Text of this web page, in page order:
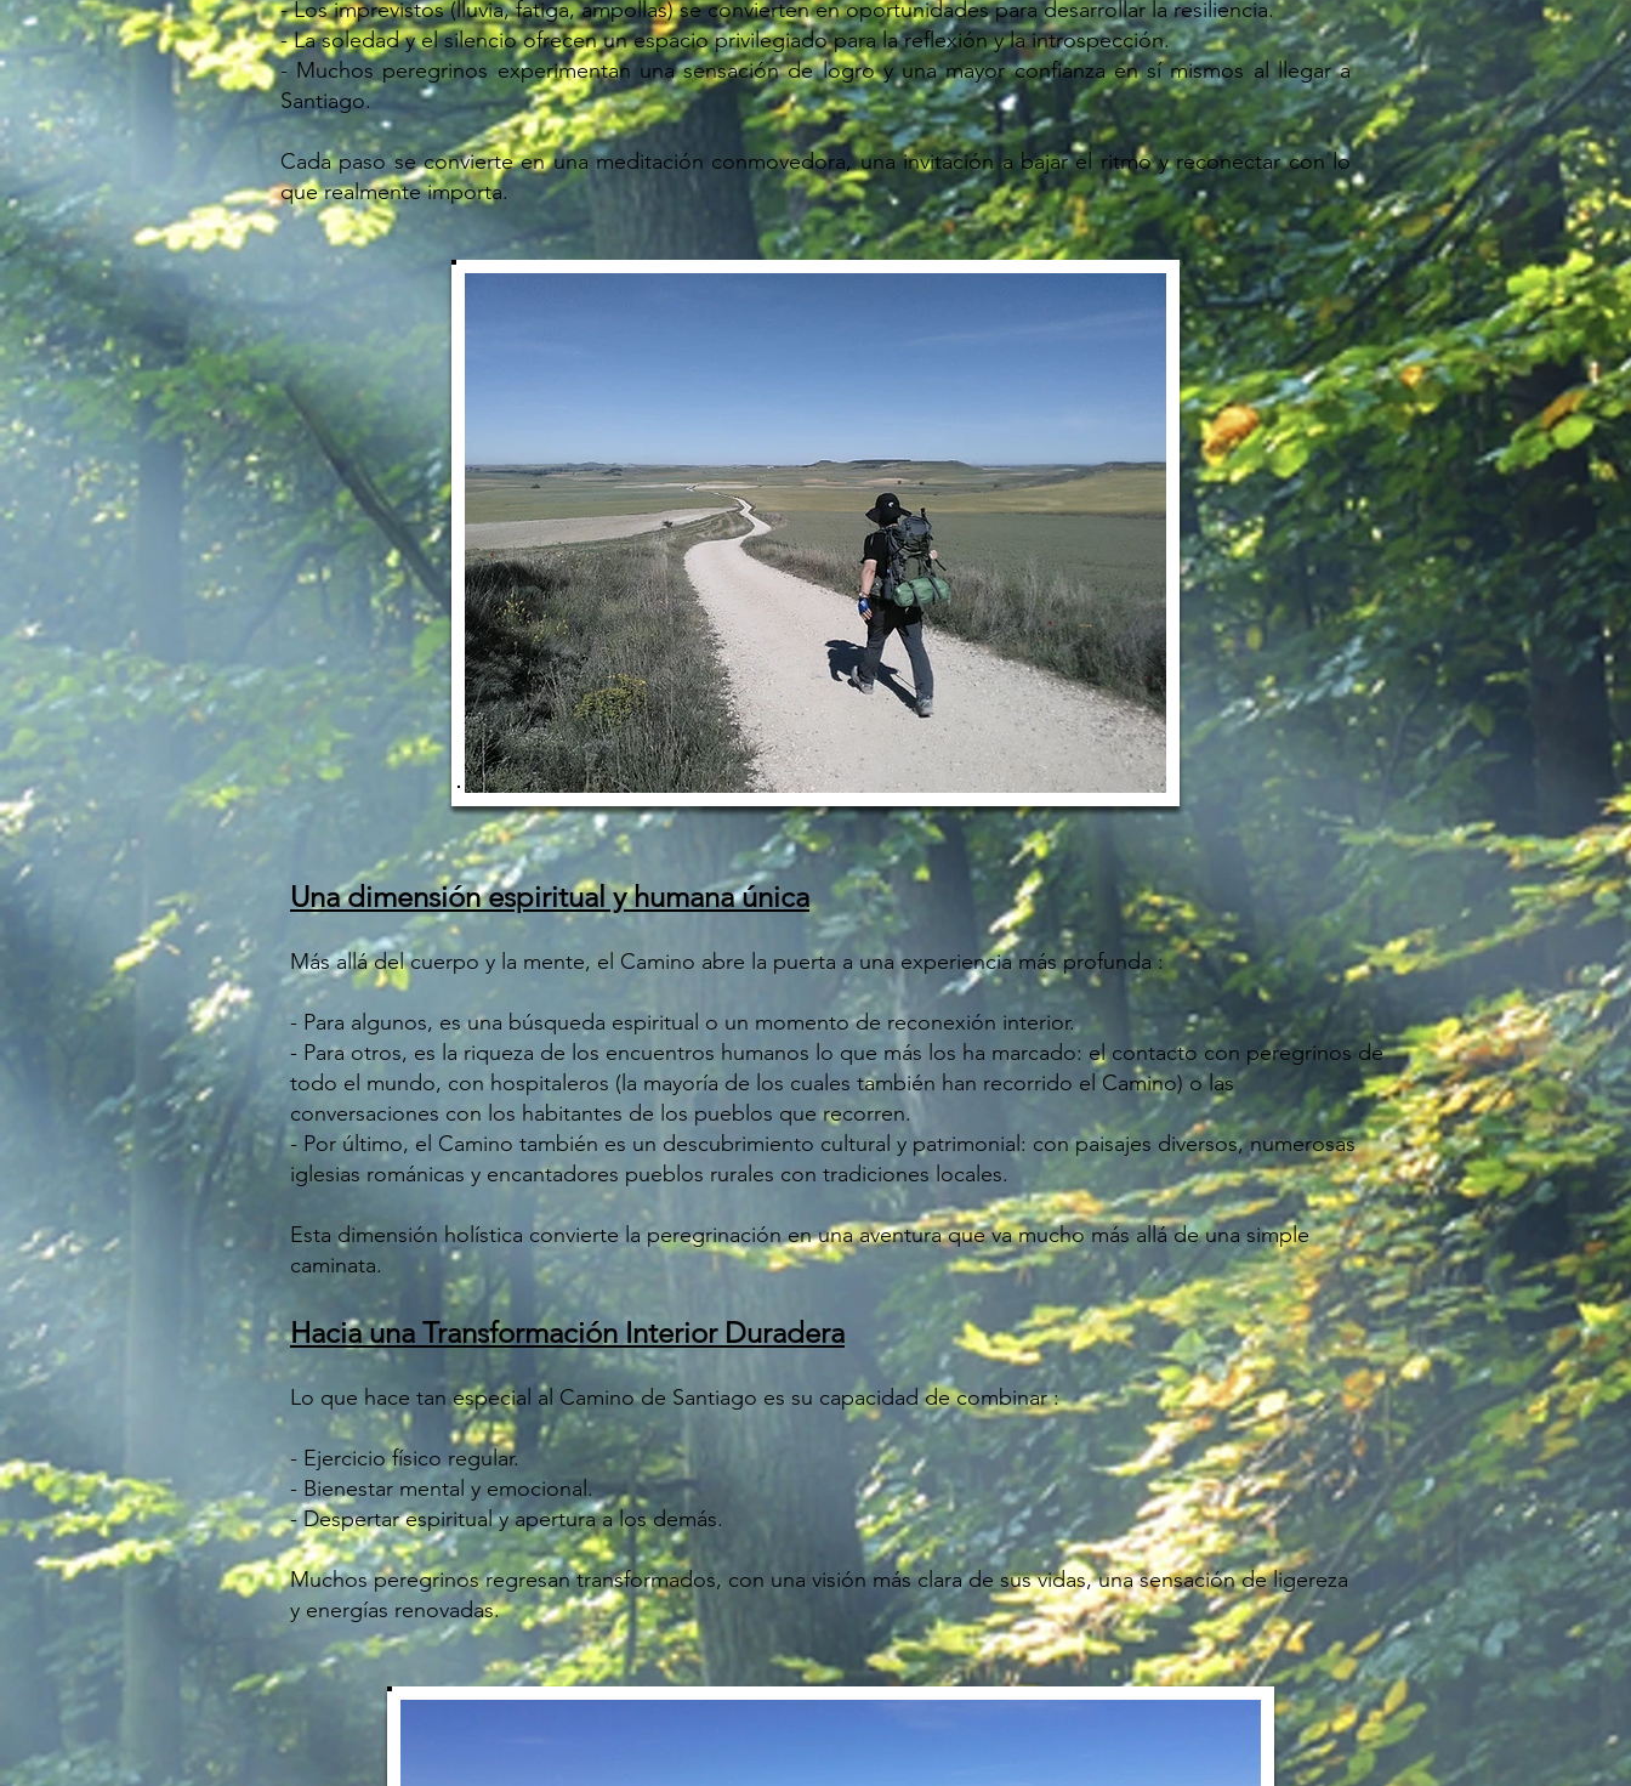
- Los imprevistos (lluvia, fatiga, ampollas) se convierten en oportunidades para desarrollar la resiliencia.
- La soledad y el silencio ofrecen un espacio privilegiado para la reflexión y la introspección.
- Muchos peregrinos experimentan una sensación de logro y una mayor confianza en sí mismos al llegar a
Santiago.
Cada paso se convierte en una meditación conmovedora, una invitación a bajar el ritmo y reconectar con lo
que realmente importa.
Una dimensión espiritual y humana única
Más allá del cuerpo y la mente, el Camino abre la puerta a una experiencia más profunda :
- Para algunos, es una búsqueda espiritual o un momento de reconexión interior.
- Para otros, es la riqueza de los encuentros humanos lo que más los ha marcado: el contacto con peregrinos de
todo el mundo, con hospitaleros (la mayoría de los cuales también han recorrido el Camino) o las
conversaciones con los habitantes de los pueblos que recorren.
- Por último, el Camino también es un descubrimiento cultural y patrimonial: con paisajes diversos, numerosas
iglesias románicas y encantadores pueblos rurales con tradiciones locales.
Esta dimensión holística convierte la peregrinación en una aventura que va mucho más allá de una simple
caminata.
Hacia una Transformación Interior Duradera
Lo que hace tan especial al Camino de Santiago es su capacidad de combinar :
- Ejercicio físico regular.
- Bienestar mental y emocional.
- Despertar espiritual y apertura a los demás.
Muchos peregrinos regresan transformados, con una visión más clara de sus vidas, una sensación de ligereza
y energías renovadas.